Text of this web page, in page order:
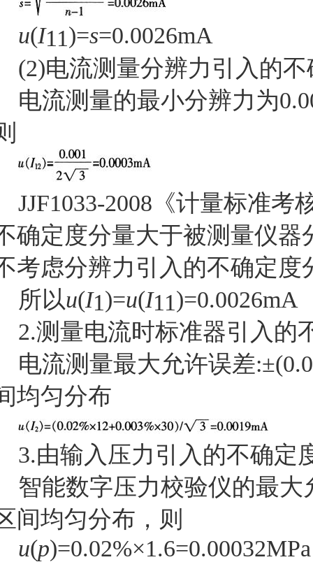
u(I11)=s=0.0026mA
电流测量分辨力引入的
电流测量的最小分辨力为
2008 《计量标准考
确定度分量大于被测量仪
考虑分辨力引入的不确定度
所以u(I1)=u(I11)=0.0026mA
测量电流时标准器引入的
电流测量最大允许误差
均匀分布
由输入压力引入的不确定
智能数字压力校验仪的最大
间均匀分布，则
u(p)=0.02%×1.6=0.00032MPa